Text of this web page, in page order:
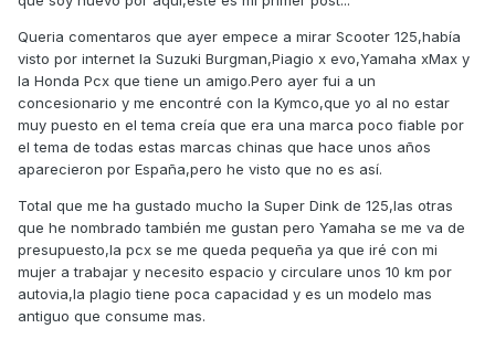
Queria comentaros que ayer empece a mirar Scooter 125,había
visto por internet la Suzuki Burgman,Piagio x evo,Yamaha xMax y
la Honda Pcx que tiene un amigo.Pero ayer fui a un
concesionario y me encontré con la Kymco,que yo al no estar
muy puesto en el tema creía que era una marca poco fiable por
el tema de todas estas marcas chinas que hace unos años
aparecieron por España,pero he visto que no es así.
Total que me ha gustado mucho la Super Dink de 125,las otras
que he nombrado también me gustan pero Yamaha se me va de
presupuesto,la pcx se me queda pequeña ya que iré con mi
mujer a trabajar y necesito espacio y circulare unos 10 km por
autovia,la plagio tiene poca capacidad y es un modelo mas
antiguo que consume mas.